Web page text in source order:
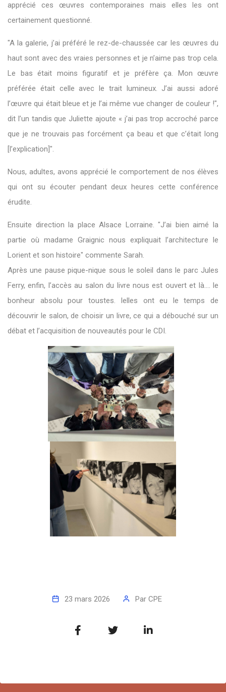
apprécié ces œuvres contemporaines mais elles les ont
certainement questionné.
"A la galerie, j’ai préféré le rez-de-chaussée car les œuvres du
haut sont avec des vraies personnes et je n’aime pas trop cela.
Le bas était moins figuratif et je préfère ça. Mon œuvre
préférée était celle avec le trait lumineux. J’ai aussi adoré
l’œuvre qui était bleue et je l’ai même vue changer de couleur !",
dit l’un tandis que Juliette ajoute « j’ai pas trop accroché parce
que je ne trouvais pas forcément ça beau et que c’était long
[l’explication]".
Nous, adultes, avons apprécié le comportement de nos élèves
qui ont su écouter pendant deux heures cette conférence
érudite.
Ensuite direction la place Alsace Lorraine. "J’ai bien aimé la
partie où madame Graignic nous expliquait l’architecture le
Lorient et son histoire" commente Sarah.
Après une pause pique-nique sous le soleil dans le parc Jules
Ferry, enfin, l’accès au salon du livre nous est ouvert et là…. le
bonheur absolu pour toustes. Ielles ont eu le temps de
découvrir le salon, de choisir un livre, ce qui a débouché sur un
débat et l’acquisition de nouveautés pour le CDI.
23 mars 2026 Par CPE